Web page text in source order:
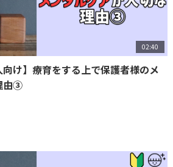
02:40
向け】療育をする上で保護者様のメ
由③